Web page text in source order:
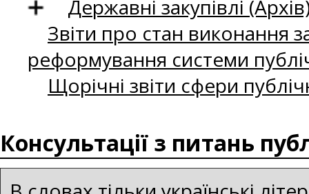
Державні закупівлі
Звіти про стан виконання
реформування системи
Щорічні звіти сфери
Консультації з питань